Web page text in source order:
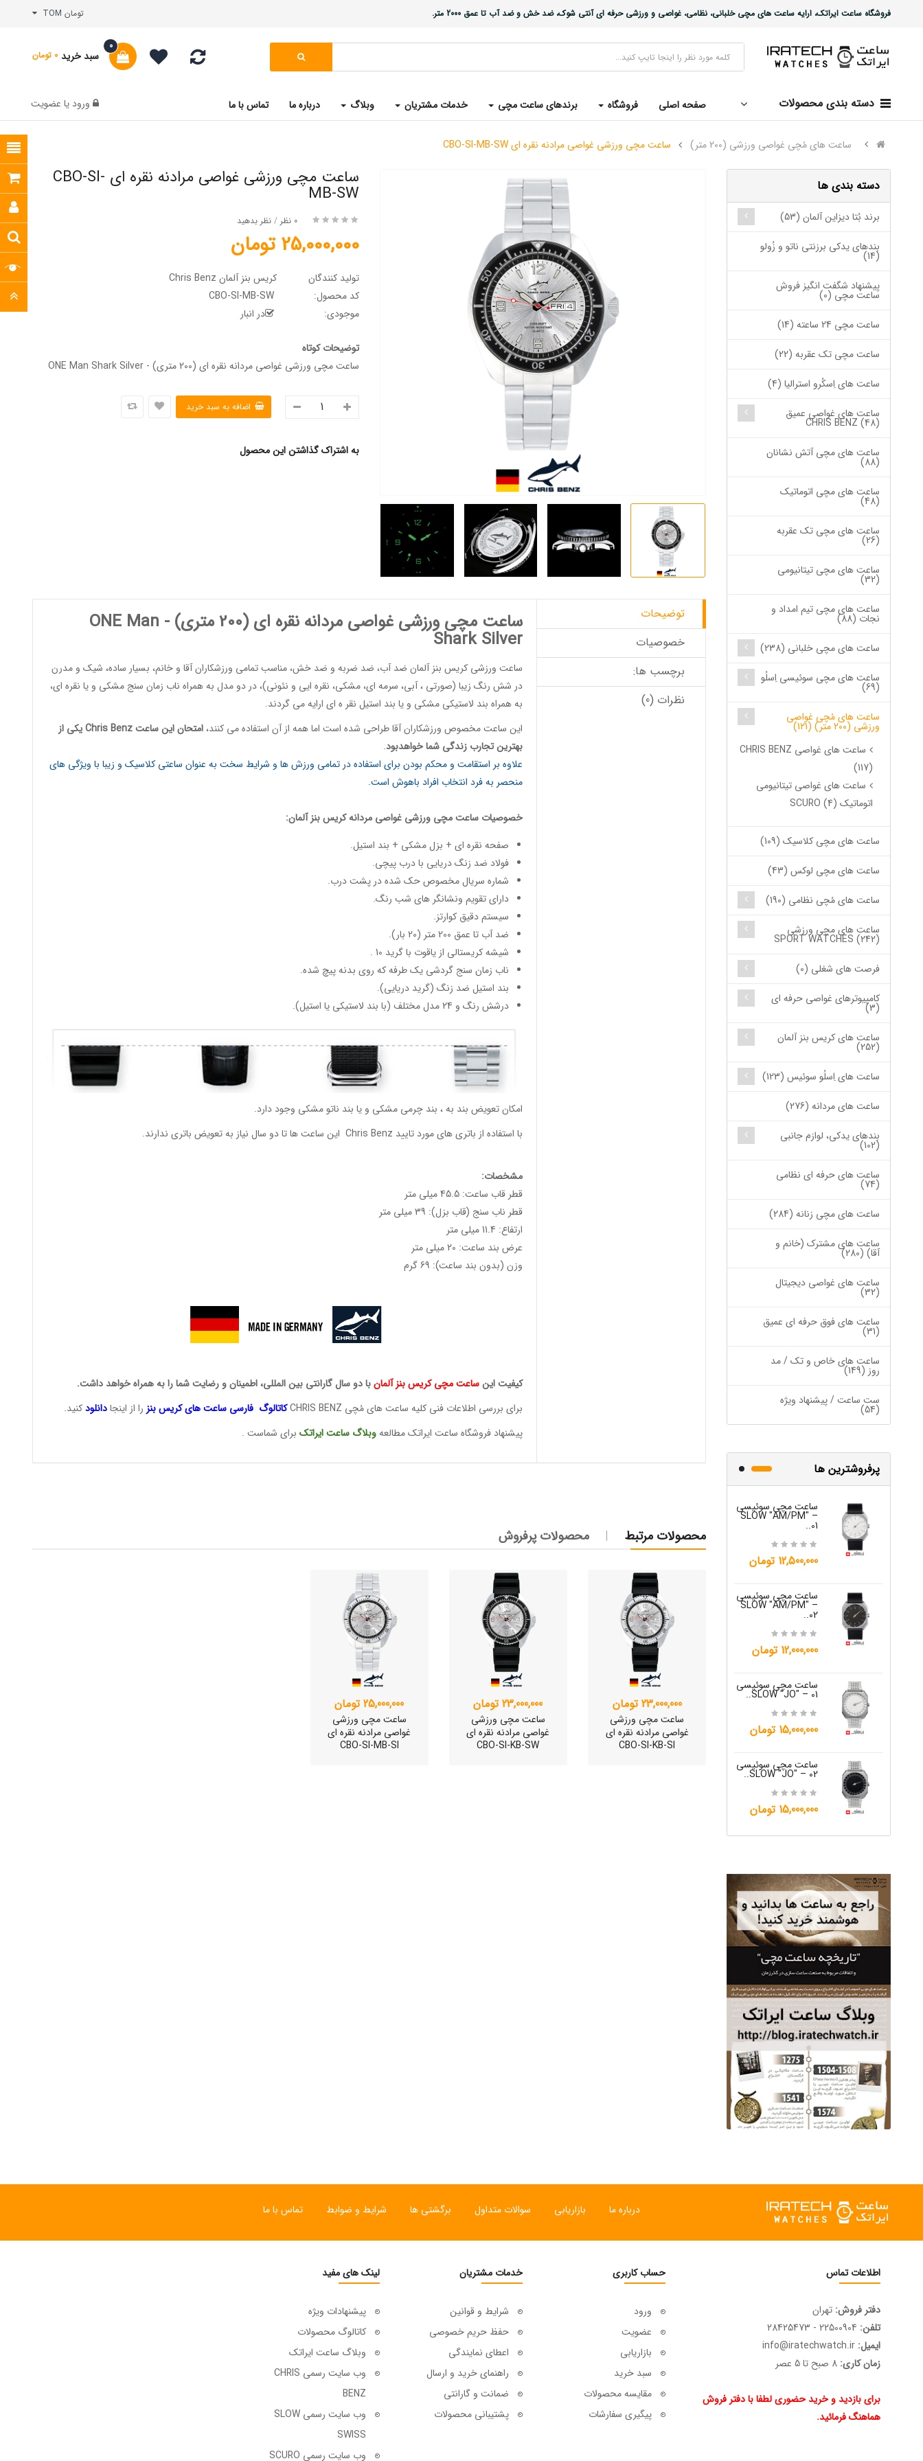
فروشگاه ساعت ایراتک، ارایه ساعت های مچی خلبانی، نظامی، غواصی و ورزشی حرفه ای آنتی شوک، ضد خش و ضد آب تا عمق 2000 متر. تومان TOM
سبد خرید
0
0 تومان
دسته بندی محصولات صفحه اصلی فروشگاه برندهای ساعت مچی خدمات مشتریان وبلاگ درباره ما تماس با ما ورود یا عضویت
ساعت های مُچی غواصی ورزشی (200 متر) ساعت مچی ورزشی غواصی مرادنه نقره ای CBO-SI-MB-SW
دسته بندی ها
برند بُتا دیزاین آلمان (53)
بندهای یدکی برزنتی ناتو و زُولو
(14)
پیشنهاد شگفت انگیز فروش
ساعت مچی (0)
ساعت مچی 24 ساعته (14)
ساعت مچی تک عقربه (22)
ساعت های اِسکُرو استرالیا (4)
ساعت های غواصی عمیق
CHRIS BENZ (48)
ساعت های مچی آتش نشانان
(88)
ساعت های مچی اتوماتیک
(48)
ساعت های مچی تک عقربه
(26)
ساعت های مچی تیتانیومی
(32)
ساعت های مچی تیم امداد و
نجات (88)
ساعت های مچی خلبانی (238)
ساعت های مچی سوئیسی اِسلُو
(69)
ساعت های مُچی غواصی
ورزشی (200 متر) (121)
ساعت های غواصی CHRIS BENZ
(117)
ساعت های غواصی تیتانیومی
اتوماتیک SCURO (4)
ساعت های مچی کلاسیک (109)
ساعت های مچی لوکس (43)
ساعت های مُچی نظامی (190)
ساعت های مچی ورزشی
SPORT WATCHES (242)
فرصت های شغلی (0)
کامپیوترهای غواصی حرفه ای
(3)
ساعت های کریس بنز آلمان
(252)
ساعت های اِسلُو سوئیس (123)
ساعت های مردانه (276)
بندهای یدکی، لوازم جانبی
(102)
ساعت های حرفه ای نظامی
(74)
ساعت های مچی زنانه (284)
ساعت های مشترک (خانم و
آقا) (280)
ساعت های غواصی دیجیتال
(32)
ساعت های فوق حرفه ای عمیق
(31)
ساعت های خاص و تک / مد
روز (149)
ست ساعت / پیشنهاد ویژه
(54)
پرفروشترین ها
ساعت مچی سوئیسی
SLOW "AM/PM" –
01..
12,500,000 تومان
ساعت مچی سوئیسی
SLOW "AM/PM" –
02..
12,000,000 تومان
ساعت مچی سوئیسی
SLOW "JO" – 01..
15,000,000 تومان
ساعت مچی سوئیسی
SLOW "JO" – 02..
15,000,000 تومان
15,000,000 تومان
ساعت مچی سوئیسی
SLOW "JO" – 04..
15,000,000 تومان
ساعت مچی سوئیسی
SLOW "JO" – 05..
12,000,000 تومان
ساعت مچی سوئیسی
ساعت مچی ورزشی غواصی مرادنه نقره ای CBO-SI-
MB-SW
0 نظر /نظر بدهید
25,000,000 تومان
تولید کنندگان
کریس بنز آلمان Chris Benz
کد محصول:
CBO-SI-MB-SW
موجودی:
در انبار
توضیحات کوتاه
ساعت مچی ورزشی غواصی مردانه نقره ای (200 متری) - ONE Man Shark Silver
به اشتراک گذاشتن این محصول
توضیحات
خصوصیات
برچسب ها:
نظرات (0)
ساعت مچی ورزشی غواصی مردانه نقره ای (200 متری) - ONE Man
Shark Silver
ساعت ورزشی کریس بنز آلمانضد آب، ضد ضربه و ضد خش، مناسب تمامی ورزشکاران آقا و خانم، بسیار ساده، شیک و مدرن
در شش رنگ زیبا (صورتی ، آبی، سرمه ای، مشکی، نقره ایی و نئونی)، در دو مدل به همراه ناب زمان سنج مشکی و یا نقره ای،
به همراه بند لاستیکی مشکی و یا بند استیل نقر ه ای ارایه می گردند.
این ساعت مخصوص ورزشکاران آقاطراحی شده است اما همه از آن استفاده می کنند، امتحان این ساعتChris Benzیکی از
بهترین تجارب زندگی شما خواهدبود.
علاوه بر استقامت و محکم بودن برای استفاده در تمامی ورزش ها و شرایط سخت به عنوان ساعتی کلاسیک و زیبا با ویژگی های
منحصر به فرد انتخاب افراد باهوش است.
خصوصیات ساعت مچی ورزشی غواصی مردانهکریس بنز آلمان:
صفحه نقره ای + بزل مشکی + بند استیل.
فولاد ضد زنگ دریایی با درب پیچی.
شماره سریال مخصوص حک شده در پشت درب.
دارای تقویم ونشانگر های شب رنگ.
سیستم دقیق کوارتز.
ضد آب تا عمق 200 متر (20 بار).
شیشه کریستالی از یاقوت با گرید 10 .
ناب زمان سنج گردشی یک طرفه که روی بدنه پیچ شده.
بند استیل ضد زنگ (گرید دریایی).
درشش رنگ و 24 مدل مختلف (با بند لاستیکی یا استیل).
امکان تعویض بند به ، بند چرمی مشکی و یا بند ناتو مشکی وجود دارد.
با استفاده از باتری های مورد تایید Chris Benz این ساعت ها تا دو سال نیاز به تعویض باتری ندارند.
مشخصات:
قطر قاب ساعت: 45.5 میلی متر
قطر ناب سنج (قاب بزل): 39 میلی متر
ارتفاع: 11.4 میلی متر
عرض بند ساعت: 20 میلی متر
وزن (بدون بند ساعت): 69 گرم
کیفیت این ساعت مچی کریس بنز آلمانبا دو سال گارانتی بین المللی، اطمینان و رضایت شما را به همراه خواهد داشت.
برای بررسی اطلاعات فنی کلیه ساعت های مُچی CHRIS BENZ
کاتالوگ فارسی ساعت هایکریس بنز را از اینجا دانلودکنید.
پیشنهاد فروشگاه ساعت ایراتک مطالعه وبلاگ ساعت ایراتکبرای شماست .
محصولات مرتبط محصولات پرفروش
23,000,000 تومان
ساعت مچی ورزشی
غواصی مرادنه نقره ای
CBO-SI-KB-SI
23,000,000 تومان
ساعت مچی ورزشی
غواصی مرادنه نقره ای
CBO-SI-KB-SW
25,000,000 تومان
ساعت مچی ورزشی
غواصی مرادنه نقره ای
CBO-SI-MB-SI
درباره ما بازاریابی سوالات متداول برگشتی ها شرایط و ضوابط تماس با ما
اطلاعات تماس
دفتر فروش: تهران
تلفن: 22500904 - 28425473
ایمیل: info@iratechwatch.ir
زمان کاری:8 صبح تا 5 عصر
برای بازدید و خرید حضوری لطفا با دفتر فروش
هماهنگ فرمائید.
حساب کاربری
ورود
عضویت
بازاریابی
سبد خرید
مقایسه محصولات
پیگیری سفارشات
خدمات مشتریان
شرایط و قوانین
حفظ حریم خصوصی
اعطای نمایندگی
راهنمای خرید و ارسال
ضمانت و گارانتی
پشتیبانی محصولات
لینک های مفید
پیشنهادات ویژه
کاتالوگ محصولات
وبلاگ ساعت ایراتک
وب سایت رسمی CHRIS
BENZ
وب سایت رسمی SLOW
SWISS
وب سایت رسمی SCURO